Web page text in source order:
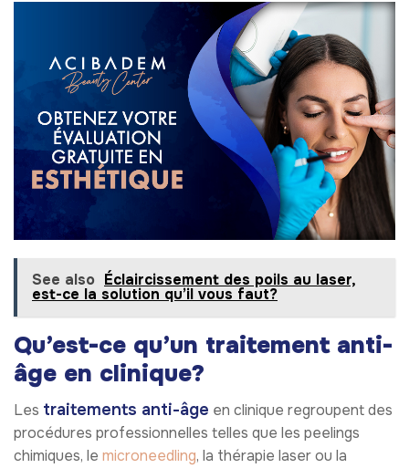
See also Éclaircissement des poils au laser,
est-ce la solution qu’il vous faut?
Qu’est-ce qu’un traitement anti-
âge en clinique?
Les traitements anti-âge en clinique regroupent des
procédures professionnelles telles que les peelings
chimiques, le microneedling, la thérapie laser ou la